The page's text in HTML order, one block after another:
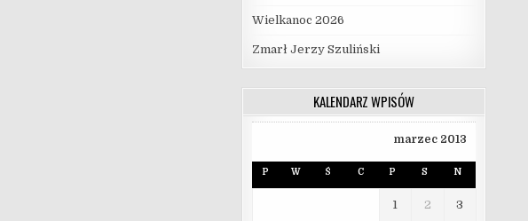
Wielkanoc 2026
Zmarł Jerzy Szuliński
KALENDARZ WPISÓW
marzec 2013
P W Ś C P S N
1 2 3